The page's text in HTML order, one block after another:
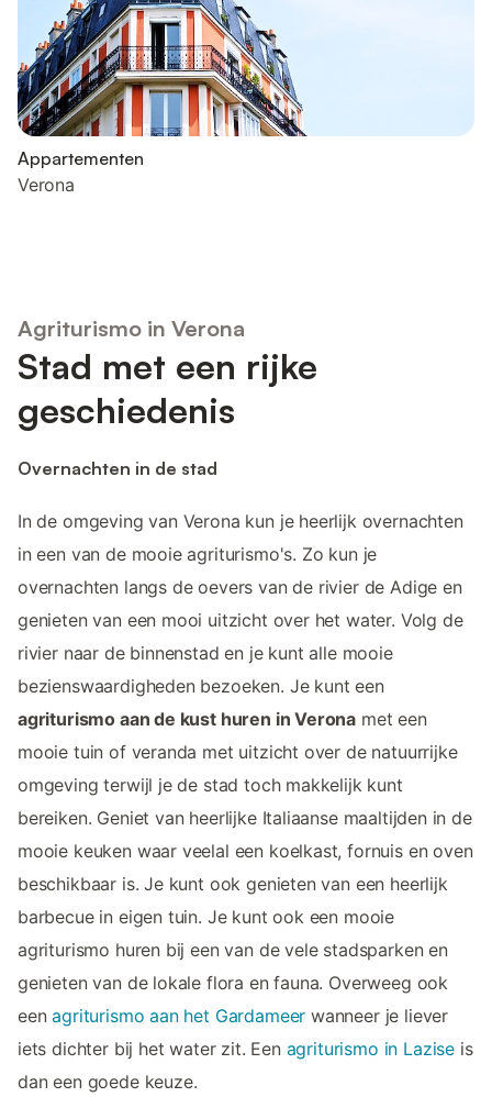
Appartementen
Verona
Agriturismo in Verona
Stad met een rijke
geschiedenis
Overnachten in de stad
In de omgeving van Verona kun je heerlijk overnachten
in een van de mooie agriturismo's. Zo kun je
overnachten langs de oevers van de rivier de Adige en
genieten van een mooi uitzicht over het water. Volg de
rivier naar de binnenstad en je kunt alle mooie
bezienswaardigheden bezoeken. Je kunt een
agriturismo aan de kust huren in Verona met een
mooie tuin of veranda met uitzicht over de natuurrijke
omgeving terwijl je de stad toch makkelijk kunt
bereiken. Geniet van heerlijke Italiaanse maaltijden in de
mooie keuken waar veelal een koelkast, fornuis en oven
beschikbaar is. Je kunt ook genieten van een heerlijk
barbecue in eigen tuin. Je kunt ook een mooie
agriturismo huren bij een van de vele stadsparken en
genieten van de lokale flora en fauna. Overweeg ook
eenagriturismo aan het Gardameer wanneer je liever
iets dichter bij het water zit. Een agriturismo in Laziseis
dan een goede keuze.